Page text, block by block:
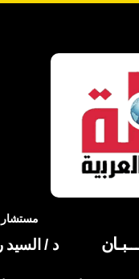
مستشار
د / السيد